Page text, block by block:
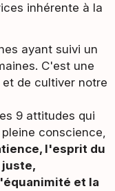
inhérente à la
ayant suivi un
C'est une
de cultiver notre
9 attitudes qui
conscience,
l'esprit du
et la